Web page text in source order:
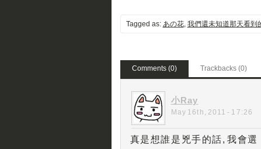
Tagged as: あの花, 我們還未知道那天看到
Comments (0) Trackbacks (0)
小Ray
May 16th, 2011 - 17:26
真是想誰是兇手的話, 我會選